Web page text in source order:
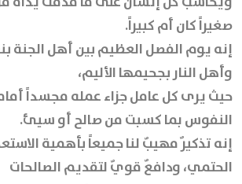
صغيراً كان أم كبيراً.
إنه يوم الفصل العظيم بين أهل الجنة
وأهل النار بجحيمها الأليم،
حيث يرى كل عامل جزاء عمله مجسداً
النفوس بما كسبت من صالح أو سيئ.
إنه تذكيرٌ مهيبٌ لنا جميعاً بأهمية
الحتمي، ودافعٌ قويٌ لتقديم الصالحات